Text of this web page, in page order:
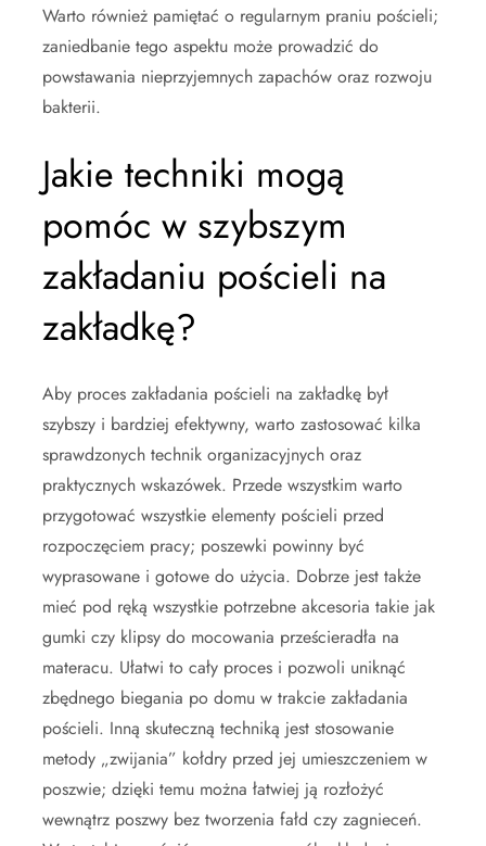
Warto również pamiętać o regularnym praniu pościeli;
zaniedbanie tego aspektu może prowadzić do
powstawania nieprzyjemnych zapachów oraz rozwoju
bakterii.
Jakie techniki mogą
pomóc w szybszym
zakładaniu pościeli na
zakładkę?
Aby proces zakładania pościeli na zakładkę był
szybszy i bardziej efektywny, warto zastosować kilka
sprawdzonych technik organizacyjnych oraz
praktycznych wskazówek. Przede wszystkim warto
przygotować wszystkie elementy pościeli przed
rozpoczęciem pracy; poszewki powinny być
wyprasowane i gotowe do użycia. Dobrze jest także
mieć pod ręką wszystkie potrzebne akcesoria takie jak
gumki czy klipsy do mocowania prześcieradła na
materacu. Ułatwi to cały proces i pozwoli uniknąć
zbędnego biegania po domu w trakcie zakładania
pościeli. Inną skuteczną techniką jest stosowanie
metody „zwijania” kołdry przed jej umieszczeniem w
poszwie; dzięki temu można łatwiej ją rozłożyć
wewnątrz poszwy bez tworzenia fałd czy zagnieceń.